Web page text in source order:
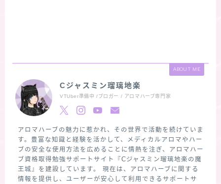
ABOUT ME
Cジャスミン瑠璃地楽
VTUber準備中 /ブロガー / アロマハーブ専門家
アロマハーブの魅力に惹かれ、その世界で活動を続けていま
す。豊富な知識と経験を活かして、メディカルアロマやハー
ブの安全な使用方法を広めることに情熱を注ぎ、アロマハー
ブ資格取得勉強サポートサイト『Cジャスミン瑠璃地楽の魔
王城』を建設しています。 現在は、アロマハーブに関する
情報を提供し、ユーザーが安心して利用できるサポートサ